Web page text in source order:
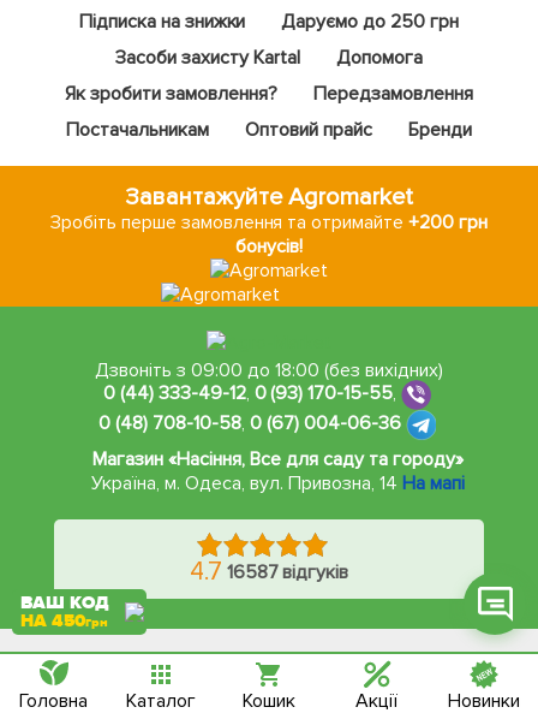
Підписка на знижки
Даруємо до 250 грн
Засоби захисту Kartal
Допомога
Як зробити замовлення?
Передзамовлення
Постачальникам
Оптовий прайс Бренди
Завантажуйте Agromarket
Зробіть перше замовлення та отримайте+200 грн
бонусів!
Дзвоніть з 09:00 до 18:00 (без вихідних)
0 (44) 333-49-12, 0 (93) 170-15-55,
0 (48) 708-10-58, 0 (67) 004-06-36
Магазин «Насіння, Все для саду та городу»
Україна, м. Одеса,вул. Привозна, 14 На мапі
4.7 16587 відгуків
Франшиза
Телеграм
Вайбер
Інстаграм
ВАШ КОД
НА 450грн
Головна Каталог Кошик Акції Новинки